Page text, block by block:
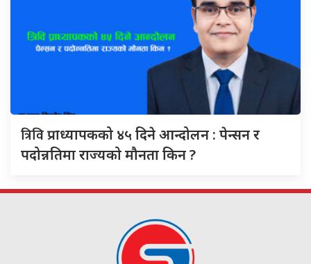
त्रिविप्राध्यापकको ४५ दिने आन्दोलन : पेन्सन र
पदोन्नतिमा राज्यको मौनता किन ?